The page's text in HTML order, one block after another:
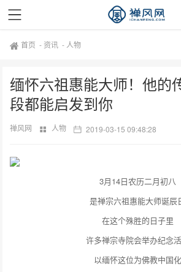
首页 - 资讯 - 人物
缅怀六祖惠能大师！他的
段都能启发到你
禅风网 人物 2019-03-15 09:48:28
3月14日农历二月初八
是禅宗六祖惠能大师诞辰
在这个殊胜的日子里
许多禅宗寺院会举办纪念
以缅怀这位为佛教中国化